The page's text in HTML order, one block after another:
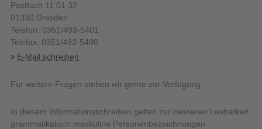
Postfach 11 01 32
01330 Dresden
Telefon: 0351/493-5401
Telefax: 0351/493-5490
E-Mail schreiben
Für weitere Fragen stehen wir gerne zur Verfügung.
In diesem Informationsschreiben gelten zur besseren Lesbarkeit
grammatikalisch maskuline Personenbezeichnungen